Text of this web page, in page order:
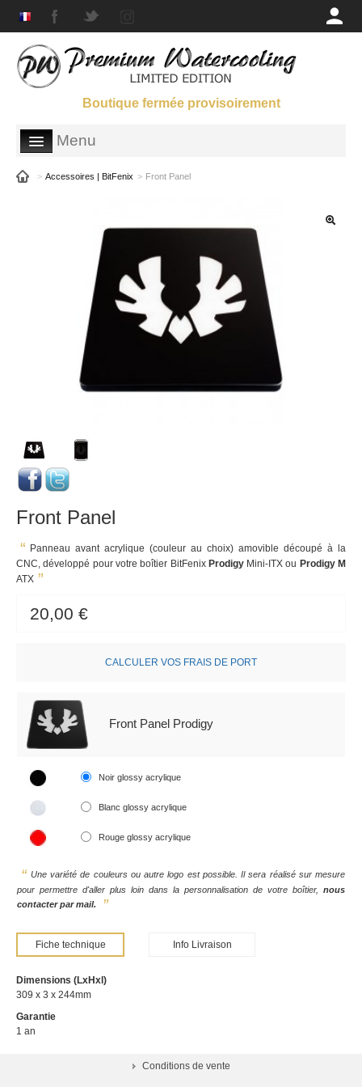
Boutique fermée provisoirement
Menu
BOUTIQUE
QUI SOMMES-NOUS ?
> Accessoires | BitFenix > Front Panel
Front Panel
Panneau avant acrylique (couleur au choix) amovible découpé à la
CNC, développé pour votre boîtier BitFenix ProdigyMini-ITX ou Prodigy M
ATX
20,00 €
CALCULER VOS FRAIS DE PORT
Front Panel Prodigy
Noir glossy acrylique
Blanc glossy acrylique
Rouge glossy acrylique
Une variété de couleurs ou autre logo est possible. Il sera réalisé sur mesure
pour permettre d'aller plus loin dans la personnalisation de votre boîtier,
nous
contacter par mail.
Fiche technique Info Livraison
Dimensions (LxHxl)
309 x 3 x 244mm
Garantie
1 an
Conditions de vente